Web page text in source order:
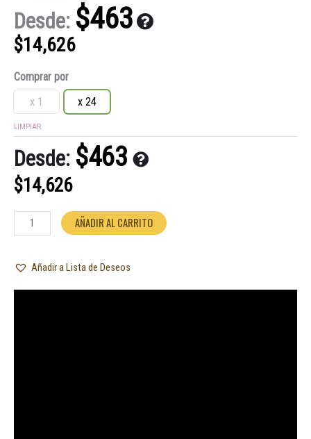
Desde: $463
$14,626
Comprar por
x 1
x 24
LIMPIAR
Desde: $463
$14,626
flekos
x
24u
cantidad
AÑADIR AL CARRITO
Añadir a Lista de Deseos